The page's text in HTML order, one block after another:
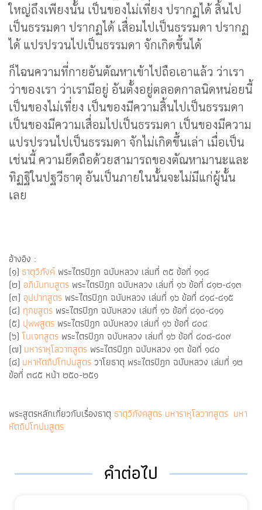
ใหญ่ถึงเพียงนั้น เป็นของไม่เที่ยง ปรากฏได้ สิ้นไป
เป็นธรรมดา ปรากฏได้ เสื่อมไปเป็นธรรมดา ปรากฏ
ได้ แปรปรวนไปเป็นธรรมดา จักเกิดขึ้นได้
ก็ไฉนความที่กายอันตัณหาเข้าไปถือเอาแล้ว ว่าเรา
ว่าของเรา ว่าเรามีอยู่ อันตั้งอยู่ตลอดกาลนิดหน่อยนี้
เป็นของไม่เที่ยง เป็นของมีความสิ้นไปเป็นธรรมดา
เป็นของมีความเสื่อมไปเป็นธรรมดา เป็นของมีความ
แปรปรวนไปเป็นธรรมดา จักไม่เกิดขึ้นเล่า เมื่อเป็น
เช่นนี้ ความยึดถือด้วยสามารถของตัณหามานะและ
ทิฏฐิในปฐวีธาตุ อันเป็นภายในนั้นจะไม่มีแก่ผู้นั้น
เลย
อ้างอิง :
(๑) ธาตุวิภังค์พระไตรปิฎก ฉบับหลวง เล่มที่ ๓๕ ข้อที่ ๑๑๘
(๒) อภินันทนสูตร พระไตรปิฎก ฉบับหลวง เล่มที่ ๑๖ ข้อที่ ๔๑๒-๔๑๓
(๓) อุปปาทสูตร พระไตรปิฎก ฉบับหลวง เล่มที่ ๑๖ ข้อที่ ๔๑๔-๔๑๕
(๔) ทุกขสูตร พระไตรปิฎก ฉบับหลวง เล่มที่ ๑๖ ข้อที่ ๔๑๐-๔๑๑
(๕) ปุพพสูตร พระไตรปิฎก ฉบับหลวง เล่มที่ ๑๖ ข้อที่ ๔๐๔
(๖) โนเจทสูตร พระไตรปิฎก ฉบับหลวง เล่มที่ ๑๖ ข้อที่ ๔๐๘-๔๐๙
(๗)​ มหาราหุโลวาทสูตร พระไตรปิฎก ฉบับหลวง ๑๓ ข้อที่ ๑๔๐
(๘)​ มหาหัตถิปโทปมสูตร วาโยธาตุ พระไตรปิฎก ฉบับหลวง เล่มที่ ๑๒
ข้อที่ ๓๔๕ หน้า ๒๕๐-๒๕๑
พระสูตรหลักเกี่ยวกับเรื่องธาตุ ธาตุวิภังคสูตร มหาราหุโลวาทสูตร มหา
หัตถิปโทปมสูตร
คำต่อไป